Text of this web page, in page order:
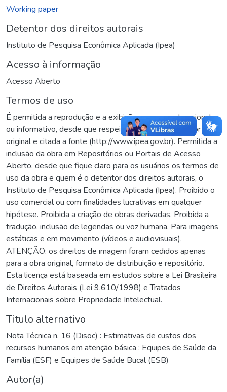
Working paper
Detentor dos direitos autorais
Instituto de Pesquisa Econômica Aplicada (Ipea)
Acesso à informação
Acesso Aberto
Termos de uso
É permitida a reprodução e a exibição para uso educacional
ou informativo, desde que respeitado o crédito ao autor
original e citada a fonte (http://www.ipea.gov.br). Permitida a
inclusão da obra em Repositórios ou Portais de Acesso
Aberto, desde que fique claro para os usuários os termos de
uso da obra e quem é o detentor dos direitos autorais, o
Instituto de Pesquisa Econômica Aplicada (Ipea). Proibido o
uso comercial ou com finalidades lucrativas em qualquer
hipótese. Proibida a criação de obras derivadas. Proibida a
tradução, inclusão de legendas ou voz humana. Para imagens
estáticas e em movimento (vídeos e audiovisuais),
ATENÇÃO: os direitos de imagem foram cedidos apenas
para a obra original, formato de distribuição e repositório.
Esta licença está baseada em estudos sobre a Lei Brasileira
de Direitos Autorais (Lei 9.610/1998) e Tratados
Internacionais sobre Propriedade Intelectual.
Titulo alternativo
Nota Técnica n. 16 (Disoc) : Estimativas de custos dos
recursos humanos em atenção básica : Equipes de Saúde da
Família (ESF) e Equipes de Saúde Bucal (ESB)
Autor(a)